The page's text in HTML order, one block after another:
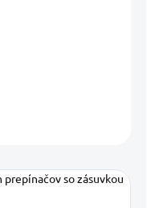
prepínačov so zásuvkou